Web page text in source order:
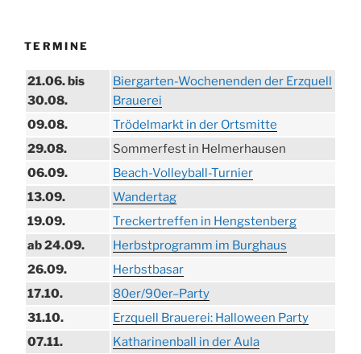
TERMINE
21.06. bis
30.08.
Biergarten-Wochenenden der Erzquell
Brauerei
09.08.
Trödelmarkt in der Ortsmitte
29.08.
Sommerfest in Helmerhausen
06.09.
Beach-Volleyball-Turnier
13.09.
Wandertag
19.09.
Treckertreffen in Hengstenberg
ab 24.09.
Herbstprogramm im Burghaus
26.09.
Herbstbasar
17.10.
80er/90er–Party
31.10.
Erzquell Brauerei: Halloween Party
07.11.
Katharinenball in der Aula